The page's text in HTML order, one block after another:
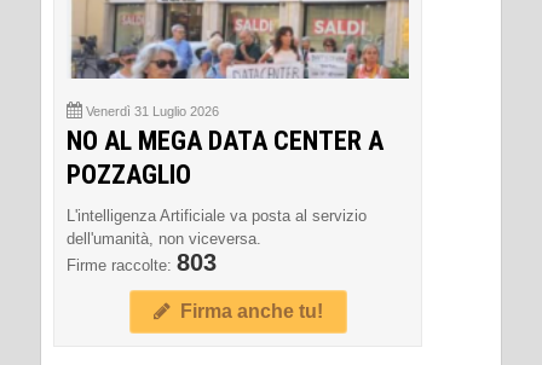
Venerdì 31 Luglio 2026
NO AL MEGA DATA CENTER A
POZZAGLIO
L'intelligenza Artificiale va posta al servizio
dell'umanità, non viceversa.
Firme raccolte: 803
Firma anche tu!